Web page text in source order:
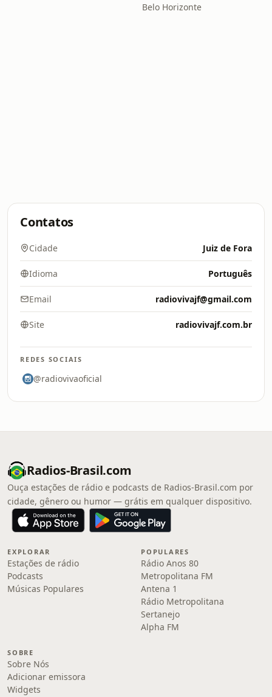
Belo Horizonte
Contatos
Cidade Juiz de Fora
Idioma Português
Email radiovivajf@gmail.com
Site radiovivajf.com.br
REDES SOCIAIS
@radiovivaoficial
Radios-Brasil.com
Ouça estações de rádio e podcasts de Radios-Brasil.com por
cidade, gênero ou humor — grátis em qualquer dispositivo.
EXPLORAR
Estações de rádio
Podcasts
Músicas Populares
POPULARES
Rádio Anos 80
Metropolitana FM
Antena 1
Rádio Metropolitana
Sertanejo
Alpha FM
SOBRE
Sobre Nós
Adicionar emissora
Widgets